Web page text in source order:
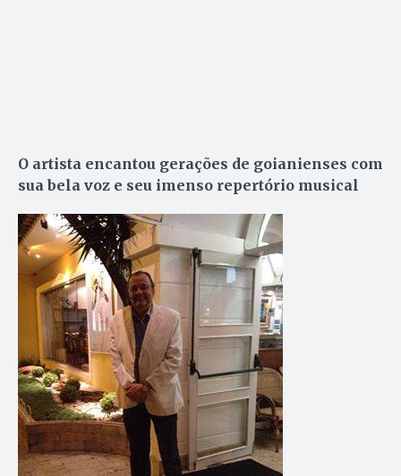
O artista encantou gerações de goianienses com
sua bela voz e seu imenso repertório musical